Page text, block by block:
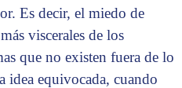
Es decir, el miedo de
viscerales de los
que no existen fuera de lo
idea equivocada, cuando